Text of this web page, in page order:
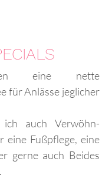
eine nette
für Anlässe jeglicher
auch Verwöhn-
eine Fußpflege, eine
gerne auch Beides